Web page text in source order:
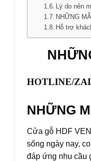
Lý do nên
NHỮNG
Hỗ trợ
HOTLINE/
NHỮNG
Cửa gỗ HDF
sống ngày nay,
đáp ứng nhu cầu